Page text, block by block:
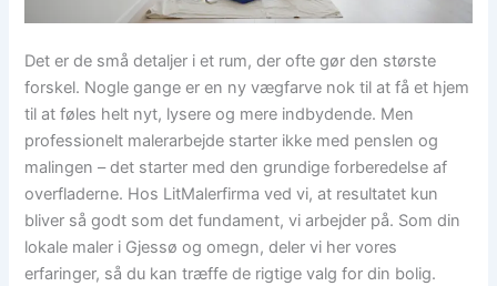
Det er de små detaljer i et rum, der ofte gør den største
forskel. Nogle gange er en ny vægfarve nok til at få et hjem
til at føles helt nyt, lysere og mere indbydende. Men
professionelt malerarbejde starter ikke med penslen og
malingen – det starter med den grundige forberedelse af
overfladerne. Hos LitMalerfirma ved vi, at resultatet kun
bliver så godt som det fundament, vi arbejder på. Som din
lokale maler i Gjessø og omegn, deler vi her vores
erfaringer, så du kan træffe de rigtige valg for din bolig.